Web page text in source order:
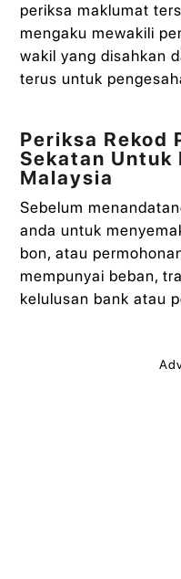
periksa maklumat
mengaku mewakili
wakil yang disahkan
terus untuk
Periksa Rekod
Sekatan Untuk
Malaysia
Sebelum
anda untuk
bon, atau
mempunyai beban,
kelulusan bank atau